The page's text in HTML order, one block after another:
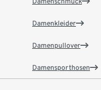
Damenkleider
Damenpullover
Damensporthosen